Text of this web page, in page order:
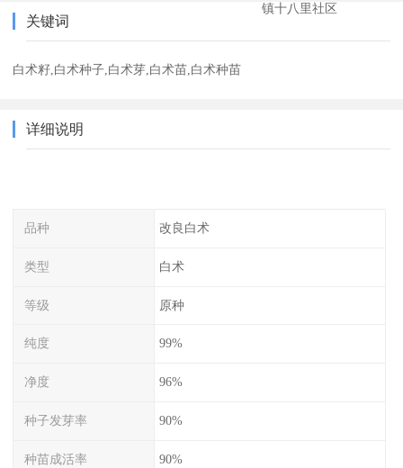
镇十八里社区
关键词
白术籽,白术种子,白术芽,白术苗,白术种苗
详细说明
品种 改良白术
类型 白术
等级 原种
纯度 99%
净度 96%
种子发芽率 90%
种苗成活率 90%